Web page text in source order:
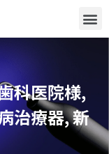
科医院様,
治療器,新